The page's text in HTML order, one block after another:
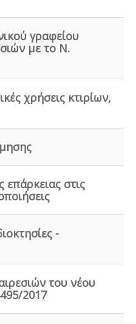
χημικές εγκαταστάσεις
με το προεδρικό
- ασφαλείας. Η άδεια
γνωστοποίησης.
εργασία -
να διαθέτουν
επαγγελματία τεχνικό
γραφείου
με το Ν.
χρήσεις κτιρίων,
επάρκειας στις
-
του νέου
2017